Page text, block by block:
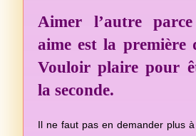
Aimer l’autre
aime est la première
Vouloir plaire pour
la seconde.
Il ne faut pas en demander plus